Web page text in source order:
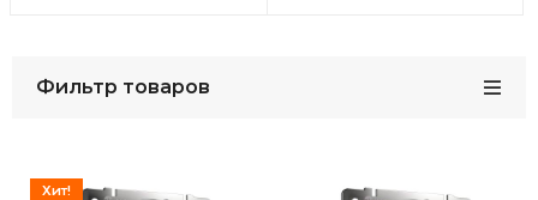
Фильтр товаров
Хит!